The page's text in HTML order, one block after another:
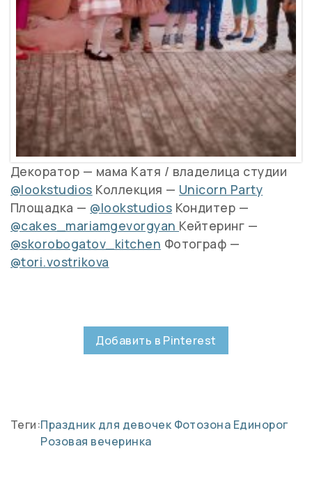
Декоратор — мама Катя / владелица студии
@lookstudios Коллекция — Unicorn Party
Площадка — @lookstudios Кондитер —
@cakes_mariamgevorgyan Кейтеринг —
@skorobogatov_kitchen Фотограф —
@tori.vostrikova
Добавить в Pinterest
Теги:Праздник для девочек Фотозона Единорог
Розовая вечеринка